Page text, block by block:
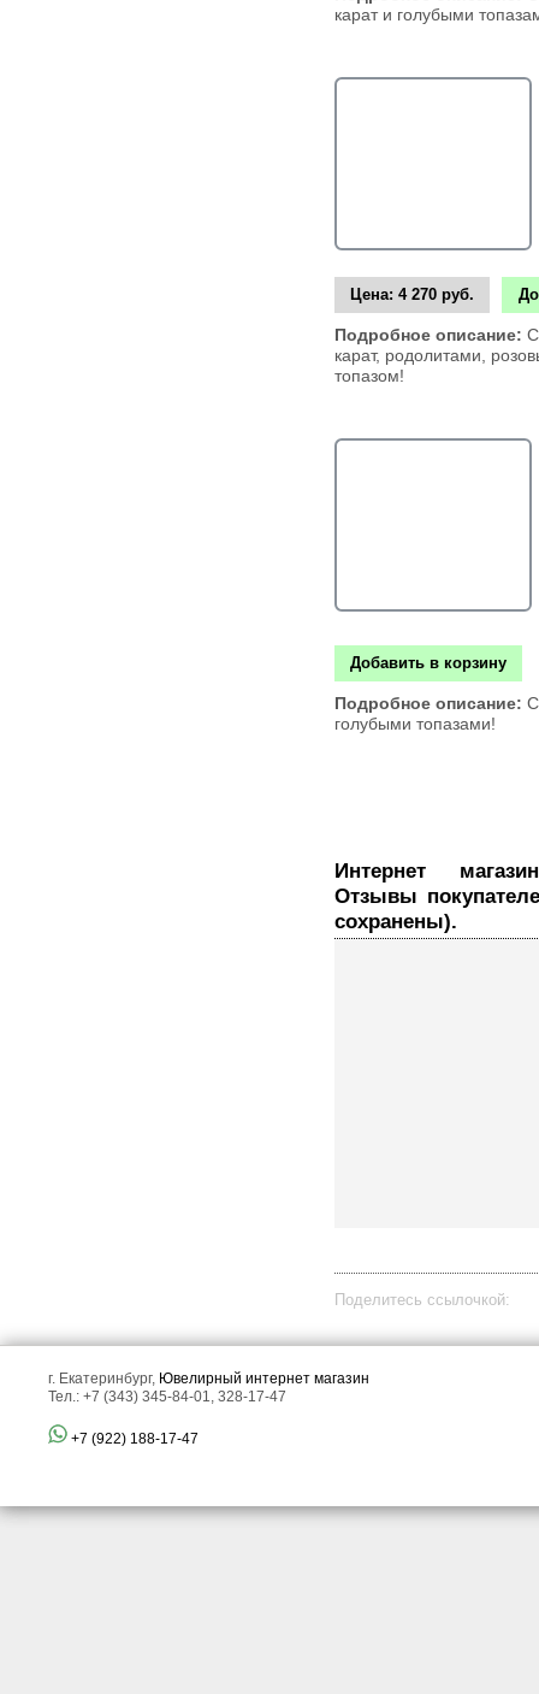
карат и голубыми
Цена:4 270 руб.
Подробное описание:
карат, родолитами,
топазом!
Добавить в корзину
Подробное описание:
голубыми топазами!
Интернет магазин ювелирных украшений.
Отзывы
сохранены).
Поделитесь ссылочкой:
г. Екатеринбург, Ювелирный интернет магазин
Тел.: +7 (343) 345-84-01, 328-17-47
+7 (922) 188-17-47